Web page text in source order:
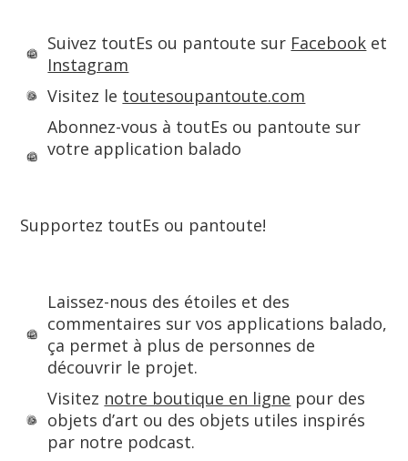
Suivez toutEs ou pantoute sur Facebook et
Instagram
Visitez le toutesoupantoute.com
Abonnez-vous à toutEs ou pantoute sur
votre application balado
Supportez toutEs ou pantoute!
Laissez-nous des étoiles et des
commentaires sur vos applications balado,
ça permet à plus de personnes de
découvrir le projet.
Visitez notre boutique en ligne pour des
objets d’art ou des objets utiles inspirés
par notre podcast.